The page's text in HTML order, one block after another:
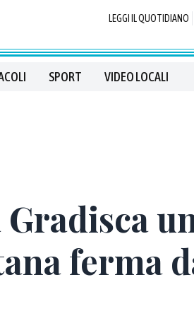
LEGGI IL QUOTIDIANO
SPORT VIDEO LOCALI
ferma